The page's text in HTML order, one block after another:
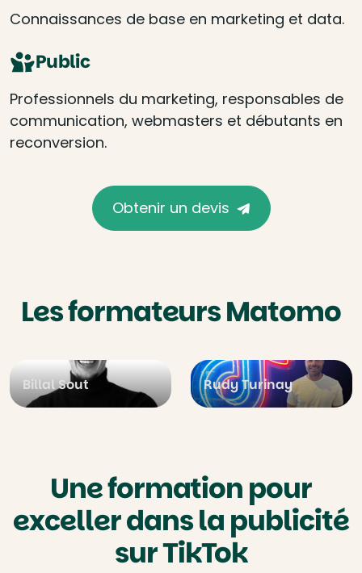
Connaissances de base en marketing et data.
Public
Professionnels du marketing, responsables de
communication, webmasters et débutants en
reconversion.
Obtenir un devis
Les formateurs Matomo
Billal Sout Rudy Turinay
Une formation pour
exceller dans la publicité
sur TikTok